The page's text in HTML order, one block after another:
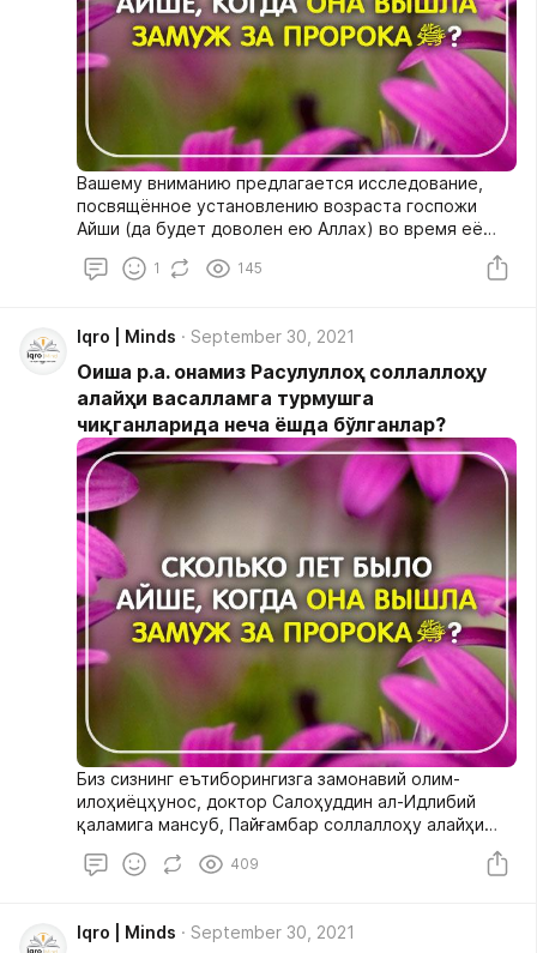
Вашему вниманию предлагается исследование,
посвящённое установлению возраста госпожи
Айши (да будет доволен ею Аллах) во время её
перу современного учёного-богослова, доктора
1 145
Iqro | Minds September 30, 2021
Оиша р.а. онамиз Расулуллоҳ соллаллоҳу
алайҳи васалламга турмушга
чиқганларида неча ёшда бўлганлар?
Биз сизнинг еътиборингизга замонавий олим-
илоҳиёцҳунос, доктор Салоҳуддин ал-Идлибий
қаламига мансуб, Пайғамбар соллаллоҳу алайҳи
(р.а.) ёшининг белгиланиши ҳақидаги тадқиқотни
409
Iqro | Minds September 30, 2021